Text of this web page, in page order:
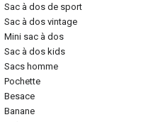
sac à dos de sport
sac à dos vintage
mini sac à dos
sac à dos kids
sacs homme
pochette
besace
banane